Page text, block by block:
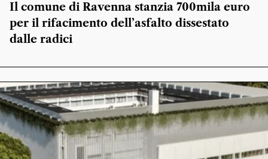
Il comune di Ravenna stanzia 700mila euro
per il rifacimento dell’asfalto dissestato
dalle radici